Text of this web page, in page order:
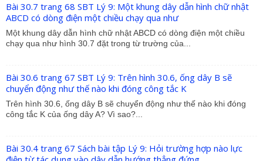
Bài 30.7 trang 68 SBT Lý 9: Một khung dây dẫn hình chữ nhật
ABCD có dòng điện một chiều chạy qua như
Một khung dây dẫn hình chữ nhật ABCD có dòng điện một chiều
chạy qua như hình 30.7 đặt trong từ trường của...
Bài 30.6 trang 67 SBT Lý 9: Trên hình 30.6, ống dây B sẽ
chuyển động như thế nào khi đóng công tắc K
Trên hình 30.6, ống dây B sẽ chuyển động như thế nào khi đóng
công tắc K của ống dây A? Vì sao?...
Bài 30.4 trang 67 Sách bài tập Lý 9: Hỏi trường hợp nào lực